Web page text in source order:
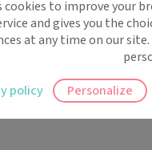
!
rappels automatiques
cookies to improve your
and gives you the
at any time on our
Personalize
policy